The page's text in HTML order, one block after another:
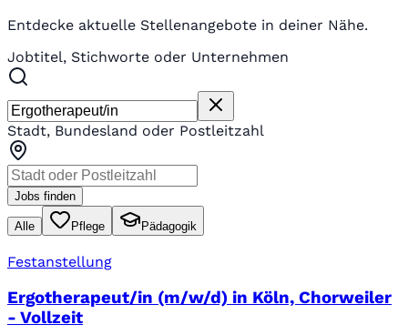
Entdecke aktuelle Stellenangebote in deiner Nähe.
Jobtitel, Stichworte oder Unternehmen
Stadt, Bundesland oder Postleitzahl
Jobs finden
Alle Pflege Pädagogik
Festanstellung
Ergotherapeut/in (m/w/d) in Köln, Chorweiler
- Vollzeit